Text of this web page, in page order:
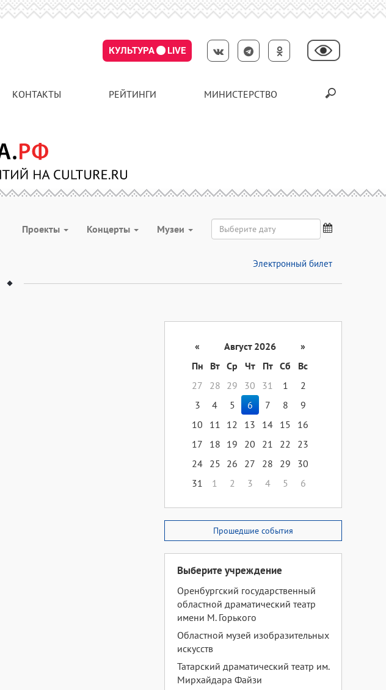
КУЛЬТУРА LIVE
КОНТАКТЫ РЕЙТИНГИ МИНИСТЕРСТВО
Проекты Концерты Музеи
Электронный билет
« Август 2026
»
Пн
Вт Ср Чт Пт Сб
Вс
27
28 29 30 31 1
2
3
4 5 6 7 8
9
10
11 12 13 14 15
16
17
18 19 20 21 22
23
24 25 26 27 28 29
30
31
1 2 3 4 5 6
Прошедшие события
Выберите учреждение
Оренбургский государственный
областной драматический театр
имени М. Горького
Областной музей изобразительных
искусств
Татарский драматический театр им.
Мирхайдара Файзи